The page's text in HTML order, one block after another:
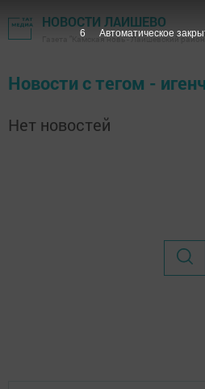
НОВОСТИ ЛАИШЕВО
Газета "Камская новь"- Лаишевский район
Новости с тегом -
Нет новостей
6 Автоматическое